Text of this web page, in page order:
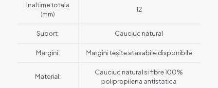
Inaltime totala
(mm)
12
Suport: Cauciuc natural
Margini: Margini teșite atasabile disponibile
Material:
Cauciuc natural si fibre 100%
polipropilena antistatica